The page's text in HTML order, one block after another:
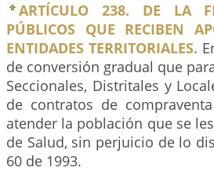
ARTÍCULO 238. DE LA
PÚBLICOS QUE RECIBEN
ENTIDADES TERRITORIALES.
de conversión gradual que
Seccionales, Distritales y
de contratos de
atender la población que se
de Salud, sin perjuicio de lo
60 de 1993.